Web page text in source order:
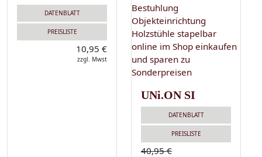
DATENBLATT
PREISLISTE
10,95 €
zzgl. Mwst
UNi.ON SI
DATENBLATT
PREISLISTE
40,95 €